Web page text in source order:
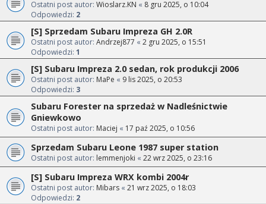
Ostatni post autor: Wioslarz.KN « 8 gru 2025, o 10:04
Odpowiedzi: 2
[S] Sprzedam Subaru Impreza GH 2.0R
Ostatni post autor: Andrzej877 « 2 gru 2025, o 15:51
Odpowiedzi: 1
[S] Subaru Impreza 2.0 sedan, rok produkcji 2006
Ostatni post autor: MaPe « 9 lis 2025, o 20:53
Odpowiedzi: 3
Subaru Forester na sprzedaż w Nadleśnictwie
Gniewkowo
Ostatni post autor: Maciej « 17 paź 2025, o 10:56
Sprzedam Subaru Leone 1987 super station
Ostatni post autor: lemmenjoki « 22 wrz 2025, o 23:16
[S] Subaru Impreza WRX kombi 2004r
Ostatni post autor: Mibars « 21 wrz 2025, o 18:03
Odpowiedzi: 2